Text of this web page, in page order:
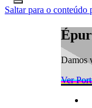
Saltar para o conteúdo
Damos
Ver